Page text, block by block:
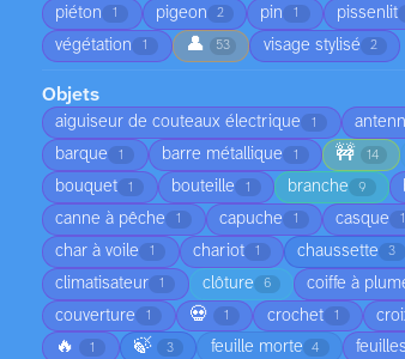
piéton 1 pigeon 2 pin 1 pissenlit
végétation 1 👤 53 visage stylisé 2
Objets
aiguiseur de couteaux électrique 1
barque 1 barre métallique 1 🚧 14
bouquet 1 bouteille 1 branche 9
canne à pêche 1 capuche 1 casque 1
char à voile 1 chariot 1 chaussette 3
climatisateur 1 clôture 6 coiffe à
couverture 1 💀 1 crochet 1
🔥 1 🍃 3 feuille morte 4